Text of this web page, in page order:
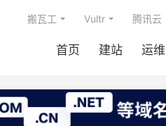
首页 建站 运维
搬瓦工 Vultr 腾讯云